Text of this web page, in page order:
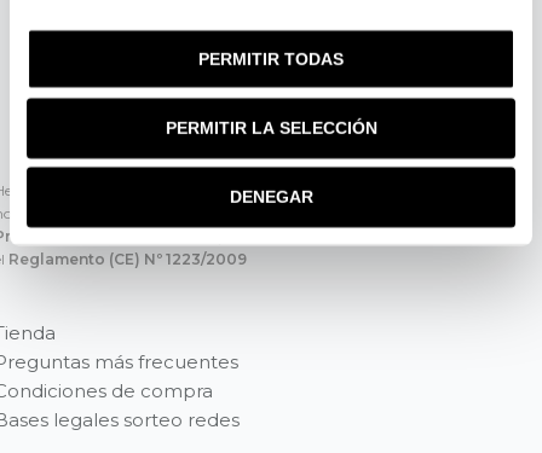
PERMITIR TODAS
PERMITIR LA SELECCIÓN
DENEGAR
S.L. certifica que sus cosméticos están
en Europa, a través del
Notification Portal)
Reglamento (CE) Nº 1223/2009
más frecuentes
de compra
legales sorteo redes